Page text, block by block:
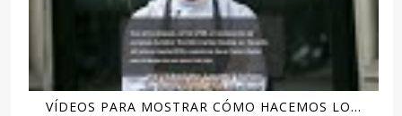
VÍDEOS PARA MOSTRAR CÓMO HACEMOS LO...